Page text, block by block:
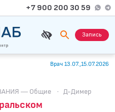
+7 900 200 30 59
Запись
Врач 13.07.,15.07.2026
— Общие
· Д-Димер